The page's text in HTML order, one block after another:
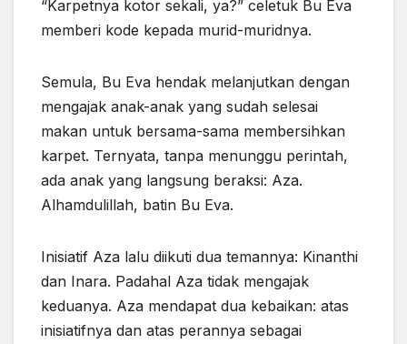
“Karpetnya kotor sekali, ya?” celetuk Bu Eva
memberi kode kepada murid-muridnya.
Semula, Bu Eva hendak melanjutkan dengan
mengajak anak-anak yang sudah selesai
makan untuk bersama-sama membersihkan
karpet. Ternyata, tanpa menunggu perintah,
ada anak yang langsung beraksi: Aza.
Alhamdulillah, batin Bu Eva.
Inisiatif Aza lalu diikuti dua temannya: Kinanthi
dan Inara. Padahal Aza tidak mengajak
keduanya. Aza mendapat dua kebaikan: atas
inisiatifnya dan atas perannya sebagai